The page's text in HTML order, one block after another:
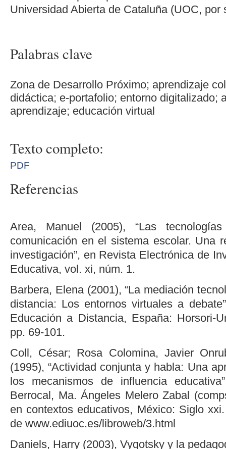
Universidad Abierta de Cataluña (UOC, por
Palabras clave
Zona de Desarrollo Próximo; aprendizaje
didáctica; e-portafolio; entorno digitalizado;
aprendizaje; educación virtual
Texto completo:
PDF
Referencias
Area, Manuel (2005), “Las
comunicación en el sistema escolar. Una
investigación”, en Revista Electrónica de
Educativa, vol. xi, núm. 1.
Barbera, Elena (2001), “La mediación
distancia: Los entornos virtuales a
Educación a Distancia, España: Horsori-
pp. 69-101.
Coll, César; Rosa Colomina, Javier
(1995), “Actividad conjunta y habla: Una
los mecanismos de influencia
Berrocal, Ma. Ángeles Melero Zabal
en contextos educativos, México: Siglo
de www.ediuoc.es/libroweb/3.html
Daniels, Harry (2003), Vygotsky y la